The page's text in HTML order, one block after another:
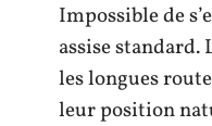
Impossible de
assise standard.
les longues
leur position